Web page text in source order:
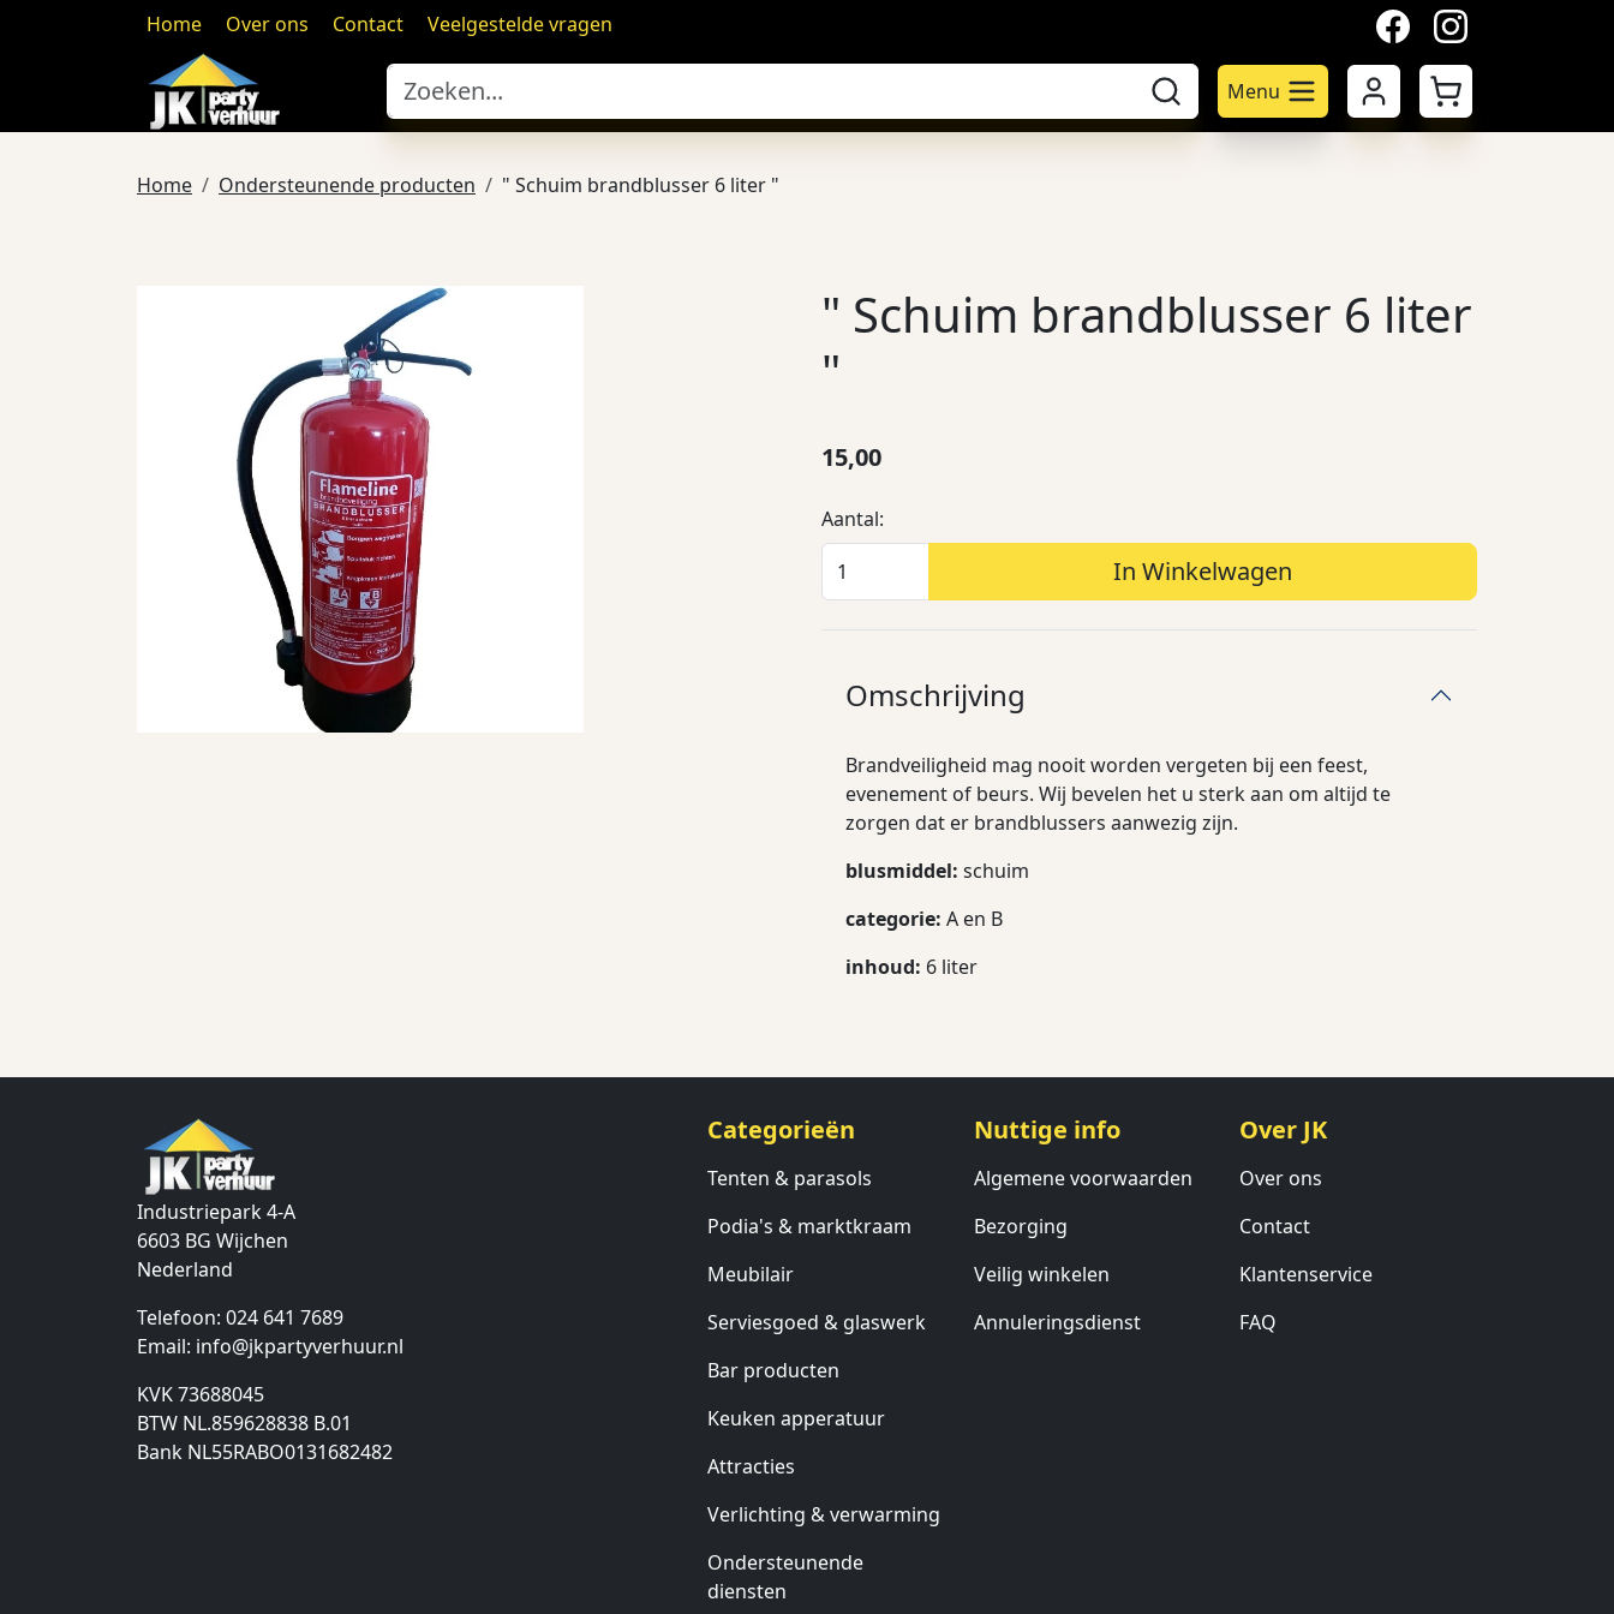
Home Over ons Contact Veelgestelde vragen facebookinstagram
Menu Mijn accountWinkelwagen
Home Ondersteunende producten " Schuim brandblusser 6 liter "
" Schuim brandblusser 6 liter
"
15,00
Aantal:
In Winkelwagen
Omschrijving
Brandveiligheid mag nooit worden vergeten bij een feest,
evenement of beurs. Wij bevelen het u sterk aan om altijd te
zorgen dat er brandblussers aanwezig zijn.
blusmiddel: schuim
categorie: A en B
inhoud: 6 liter
Industriepark 4-A
6603 BG Wijchen
Nederland
Telefoon: 024 641 7689
Email: info@jkpartyverhuur.nl
KVK 73688045
BTW NL.859628838 B.01
Bank NL55RABO0131682482
Categorieën
Tenten & parasols
Podia's & marktkraam
Meubilair
Serviesgoed & glaswerk
Bar producten
Keuken apperatuur
Attracties
Verlichting & verwarming
Ondersteunende
diensten
Nuttige info
Algemene voorwaarden
Bezorging
Veilig winkelen
Annuleringsdienst
Over JK
Over ons
Contact
Klantenservice
FAQ